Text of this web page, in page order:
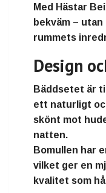
Med Hästar
bekväm –
rummets
Design
Bäddsetet är
ett naturligt
skönt mot
natten.
Bomullen har
vilket ger en
kvalitet som